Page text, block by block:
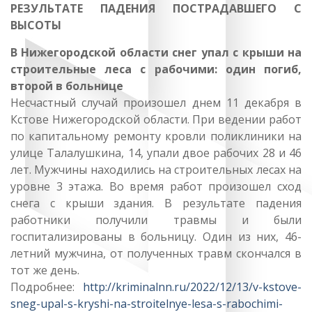
РЕЗУЛЬТАТЕ ПАДЕНИЯ ПОСТРАДАВШЕГО С
ВЫСОТЫ
В Нижегородской области снег упал с крыши на
строительные леса с рабочими: один погиб,
второй в больнице
Несчастный случай произошел днем 11 декабря в
Кстове Нижегородской области. При ведении работ
по капитальному ремонту кровли поликлиники на
улице Талалушкина, 14, упали двое рабочих 28 и 46
лет. Мужчины находились на строительных лесах на
уровне 3 этажа. Во время работ произошел сход
снега с крыши здания. В результате падения
работники получили травмы и были
госпитализированы в больницу. Один из них, 46-
летний мужчина, от полученных травм скончался в
тот же день.
Подробнее: http://kriminalnn.ru/2022/12/13/v-kstove-
sneg-upal-s-kryshi-na-stroitelnye-lesa-s-rabochimi-